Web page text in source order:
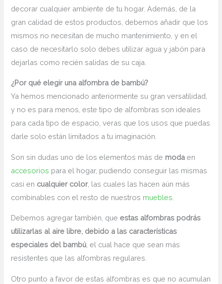
decorar cualquier ambiente de tu hogar. Además, de la
gran calidad de estos productos, debemos añadir que los
mismos no necesitan de mucho mantenimiento, y en el
caso de necesitarlo solo debes utilizar agua y jabón para
dejarlas como recién salidas de su caja.
¿Por qué elegir una alfombra de bambú?
Ya hemos mencionado anteriormente su gran versatilidad,
y no es para menos, este tipo de alfombras son ideales
para cada tipo de espacio, veras que los usos que puedas
darle solo están limitados a tu imaginación.
Son sin dudas uno de los elementos más de moda en
accesorios para el hogar, pudiendo conseguir las mismas
casi en cualquier color, las cuales las hacen aún más
combinables con el resto de nuestros muebles
Debemos agregar también, queestas alfombras podrás
utilizarlas al aire libre, debido a las características
especiales del bambú, el cual hace que sean más
resistentes que las alfombras regulares.
Otro punto a favor de estas alfombras es que no acumulan